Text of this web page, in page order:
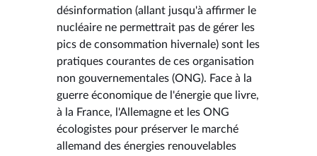
désinformation (allant jusqu'à affirmer le
nucléaire ne permettrait pas de gérer les
pics de consommation hivernale) sont les
pratiques courantes de ces organisation
non gouvernementales (ONG). Face à la
guerre économique de l'énergie que livre,
à la France, l'Allemagne et les ONG
écologistes pour préserver le marché
allemand des énergies renouvelables